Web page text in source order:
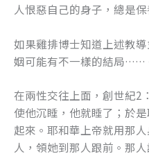
人恨惡自己的身子，總是
如果雞排博士知道上述教
姻可能有不一樣的結局……
在兩性交往上面，創世紀2
使他沉睡，他就睡了；於
起來。耶和華上帝就用那
人，領她到那人跟前。那